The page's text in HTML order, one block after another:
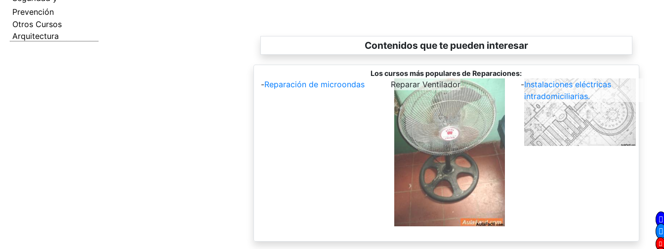
Prevención
Otros Cursos
Arquitectura
Contenidos que te pueden interesar
Los cursos más populares de Reparaciones:
-Reparación de microondas -
Reparar Ventilador -Instalaciones eléctricas
intradomiciliarias.